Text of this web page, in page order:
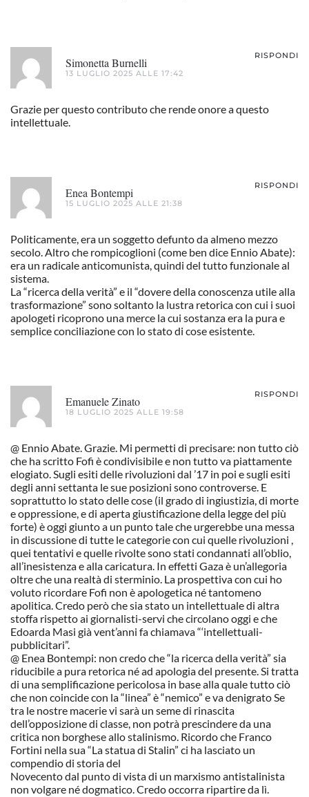
Simonetta Burnelli
13 LUGLIO 2025 ALLE 17:42
RISPONDI
Grazie per questo contributo che rende onore a questo
intellettuale.
Enea Bontempi
15 LUGLIO 2025 ALLE 21:38
RISPONDI
Politicamente, era un soggetto defunto da almeno mezzo
secolo. Altro che rompicoglioni (come ben dice Ennio Abate):
era un radicale anticomunista, quindi del tutto funzionale al
sistema.
La “ricerca della verità” e il “dovere della conoscenza utile alla
trasformazione” sono soltanto la lustra retorica con cui i suoi
apologeti ricoprono una merce la cui sostanza era la pura e
semplice conciliazione con lo stato di cose esistente.
Emanuele Zinato
18 LUGLIO 2025 ALLE 19:58
RISPONDI
@ Ennio Abate. Grazie. Mi permetti di precisare: non tutto ciò
che ha scritto Fofi è condivisibile e non tutto va piattamente
elogiato. Sugli esiti delle rivoluzioni dal ’17 in poi e sugli esiti
degli anni settanta le sue posizioni sono controverse. E
soprattutto lo stato delle cose (il grado di ingiustizia, di morte
e oppressione, e di aperta giustificazione della legge del più
forte) è oggi giunto a un punto tale che urgerebbe una messa
in discussione di tutte le categorie con cui quelle rivoluzioni ,
quei tentativi e quelle rivolte sono stati condannati all’oblio,
all’inesistenza e alla caricatura. In effetti Gaza è un’allegoria
oltre che una realtà di sterminio. La prospettiva con cui ho
voluto ricordare Fofi non è apologetica né tantomeno
apolitica. Credo però che sia stato un intellettuale di altra
stoffa rispetto ai giornalisti-servi che circolano oggi e che
Edoarda Masi già vent’anni fa chiamava “‘intellettuali-
pubblicitari”.
@ Enea Bontempi: non credo che “la ricerca della verità” sia
riducibile a pura retorica né ad apologia del presente. Si tratta
di una semplificazione pericolosa in base alla quale tutto ciò
che non coincide con la “linea” è “nemico” e va denigrato Se
tra le nostre macerie vi sarà un seme di rinascita
dell’opposizione di classe, non potrà prescindere da una
critica non borghese allo stalinismo. Ricordo che Franco
Fortini nella sua “La statua di Stalin” ci ha lasciato un
compendio di storia del
Novecento dal punto di vista di un marxismo antistalinista
non volgare né dogmatico. Credo occorra ripartire da lì.